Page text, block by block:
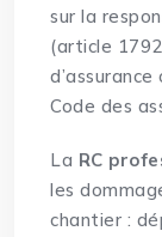
sur la
(article
Code des
La RC
les
chantier :